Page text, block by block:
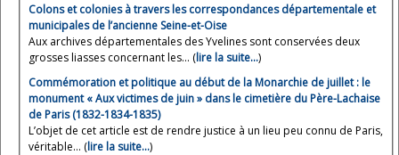
Colons et colonies à travers les correspondances départementale et
municipales de l’ancienne Seine-et-Oise
Aux archives départementales des Yvelines sont conservées deux
grosses liasses concernant les... (lire la suite…)
Commémoration et politique au début de la Monarchie de juillet : le
monument « Aux victimes de juin » dans le cimetière du Père-Lachaise
de Paris (1832-1834-1835)
L’objet de cet article est de rendre justice à un lieu peu connu de Paris,
véritable... (lire la suite…)